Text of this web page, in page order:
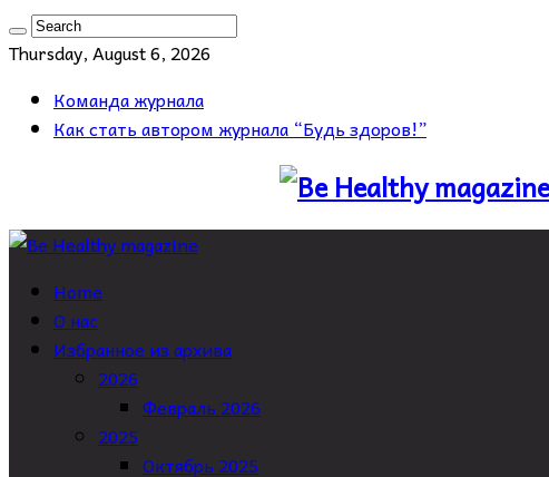
Thursday, August 6, 2026
Команда журнала
Как стать автором журнала “Будь здоров!”
Home
О нас
Избранное из архива
2026
Февраль 2026
2025
Октябрь 2025